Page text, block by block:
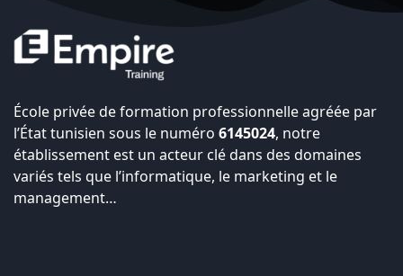
École privée de formation professionnelle agréée par
l’État tunisien sous le numéro 6145024, notre
établissement est un acteur clé dans des domaines
variés tels que l’informatique, le marketing et le
management…